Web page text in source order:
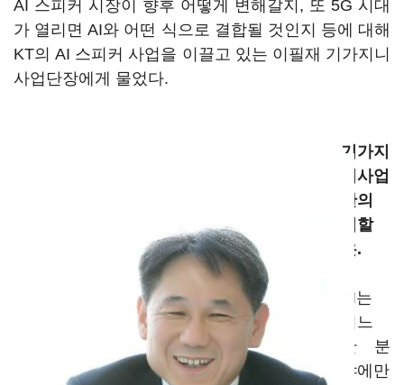
AI 스피커 시장이 향후 어떻게 변해갈지, 또 5G 시대
가 열리면 AI와 어떤 식으로 결합될 것인지 등에 대해
KT의 AI 스피커 사업을 이끌고 있는 이필재 기가지니
사업단장에게 물었다.
기가지
니사업
단의
역할
은.
AI는
어느
한 분
야에만